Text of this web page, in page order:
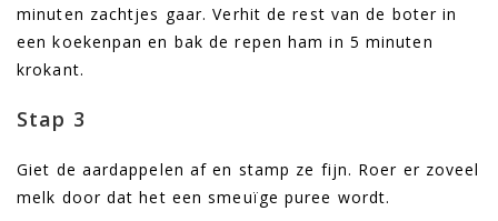
minuten zachtjes gaar. Verhit de rest van de boter in
een koekenpan en bak de repen ham in 5 minuten
krokant.
Stap 3
Giet de aardappelen af en stamp ze fijn. Roer er zoveel
melk door dat het een smeuïge puree wordt.